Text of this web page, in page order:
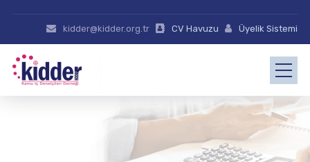
kidder@kidder.org.tr CV Havuzu Üyelik Sistemi